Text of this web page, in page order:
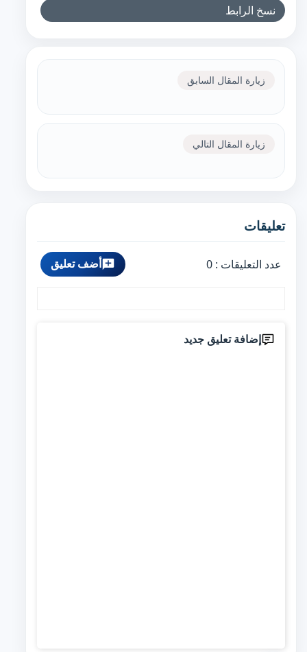
نسخ الرابط
زيارة المقال السابق
زيارة المقال التالي
تعليقات
عدد التعليقات : 0 أضف تعليق
إضافة تعليق جديد